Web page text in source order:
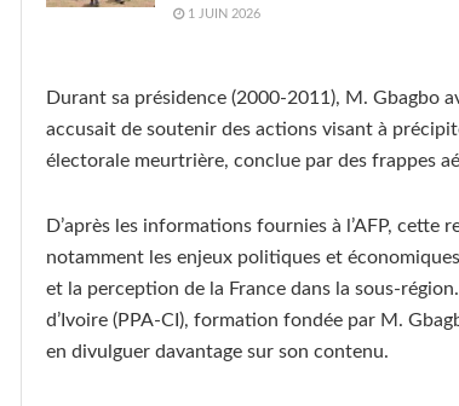
1 JUIN 2026
Durant sa présidence (2000-2011), M. Gbagbo
accusait de soutenir des actions visant à
électorale meurtrière, conclue par des frappes
D’après les informations fournies à l’AFP, cette
notamment les enjeux politiques et
et la perception de la France dans la sous-
d’Ivoire (PPA-CI), formation fondée par M.
en divulguer davantage sur son contenu.